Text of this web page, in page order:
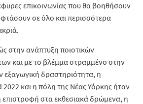
επικοινωνίας που θα βοηθήσουν
σε όλο και περισσότερα
στην ανάπτυξη ποιοτικών
και με το βλέμμα στραμμένο στην
εξαγωγική δραστηριότητα, η
και η πόλη της Νέας Υόρκης ήταν
επιστροφή στα εκθεσιακά δρώμενα, η